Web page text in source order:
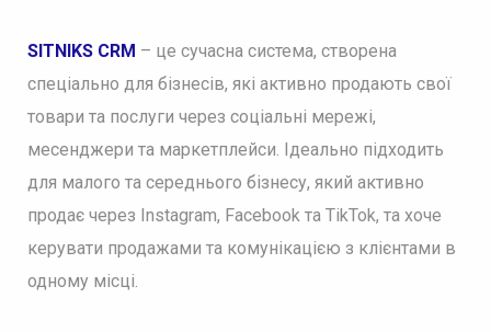
SITNIKS CRM – це сучасна система, створена
спеціально для бізнесів, які активно продають свої
товари та послуги через соціальні мережі,
месенджери та маркетплейси. Ідеально підходить
для малого та середнього бізнесу, який активно
продає через Instagram, Facebook та TikTok, та хоче
керувати продажами та комунікацією з клієнтами в
одному місці.